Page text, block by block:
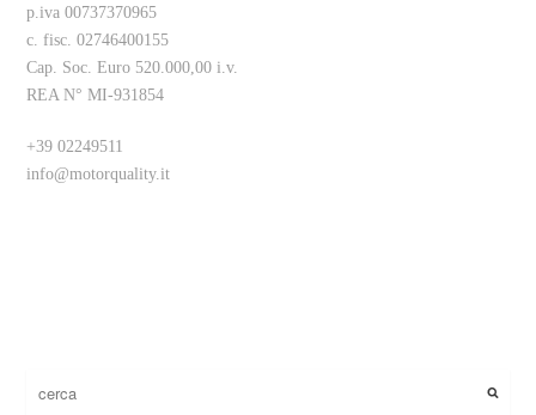
p.iva 00737370965
c. fisc. 02746400155
Cap. Soc. Euro 520.000,00 i.v.
REA N° MI-931854
+39 02249511
info@motorquality.it